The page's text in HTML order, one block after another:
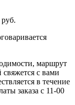
маршрут
с вами
в течение
заказа с 11-00